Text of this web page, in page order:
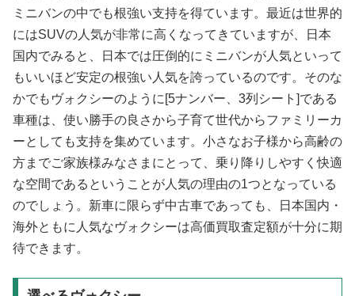
ミニバンの中でも根強い支持を得ています。最近は世界的
にはSUVの人気が非常に高くなってきていますが、日本
国内でみると、日本では圧倒的にミニバンが人気といって
もいいほど安定の根強い人気を誇っているのです。そのな
かでもヴォクシーのように[5ナンバー、3列シート]である
車種は、使い勝手の良さから子育て世代からファミリーカ
ーとしても支持を集めています。小さなお子様から高齢の
方までご家族様みなさまにとって、乗り降りしやすく快適
な空間であるということが人気の理由の1つとなっている
のでしょう。新車に限らず中古車であっても、日本国内・
海外ともに人気なヴォクシーは高価買取査定額が十分に期
待できます。